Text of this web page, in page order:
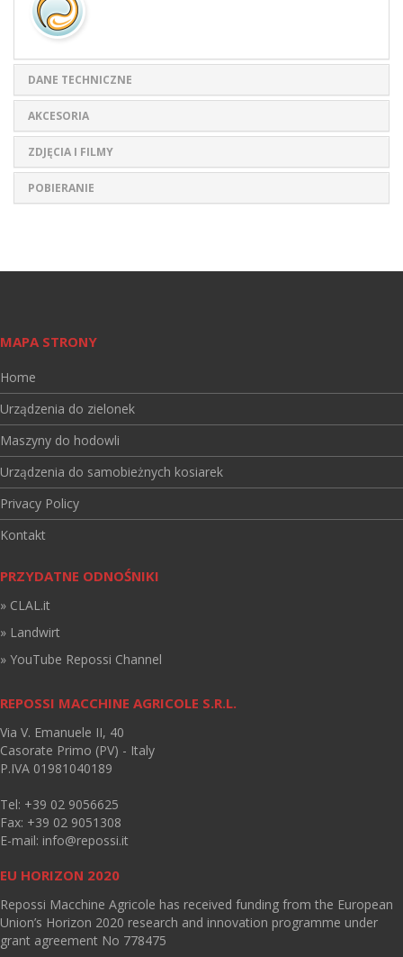
DANE TECHNICZNE
AKCESORIA
ZDJĘCIA I FILMY
POBIERANIE
MAPA STRONY
Home
Urządzenia do zielonek
Maszyny do hodowli
Urządzenia do samobieżnych kosiarek
Privacy Policy
Kontakt
PRZYDATNE ODNOŚNIKI
» CLAL.it
» Landwirt
» YouTube Repossi Channel
REPOSSI MACCHINE AGRICOLE S.R.L.
Via V. Emanuele II, 40
Casorate Primo (PV) - Italy
P.IVA 01981040189
Tel: +39 02 9056625
Fax: +39 02 9051308
E-mail: info@repossi.it
EU HORIZON 2020
Repossi Macchine Agricole has received funding from the European
Union’s Horizon 2020 research and innovation programme under
grant agreement No 778475